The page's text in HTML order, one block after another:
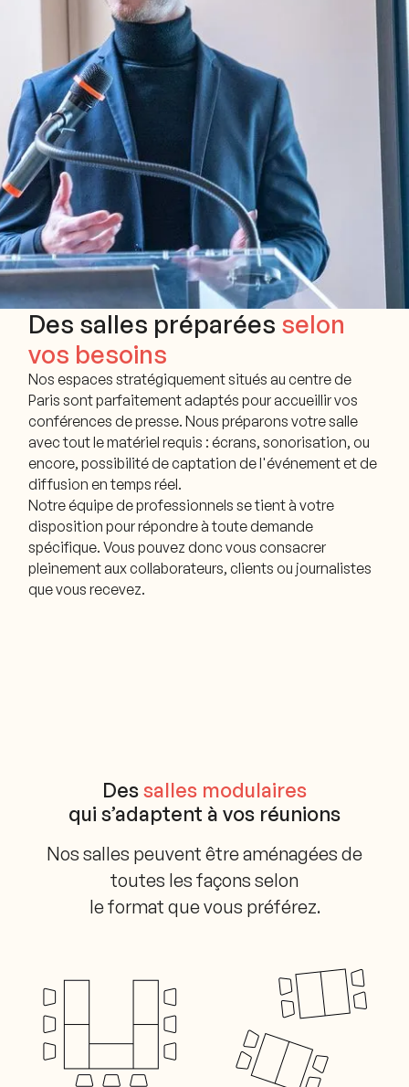
Des salles préparées selon
vos besoins
Nos espaces stratégiquement situés au centre de
Paris sont parfaitement adaptés pour accueillir vos
conférences de presse. Nous préparons votre salle
avec tout le matériel requis : écrans, sonorisation, ou
encore, possibilité de captation de l'événement et de
diffusion en temps réel.
Notre équipe de professionnels se tient à votre
disposition pour répondre à toute demande
spécifique. Vous pouvez donc vous consacrer
pleinement aux collaborateurs, clients ou journalistes
que vous recevez.
Dessalles modulaires
qui s’adaptent à vos réunions
Nos salles peuvent être aménagées de
toutes les façons selon
le format que vous préférez.